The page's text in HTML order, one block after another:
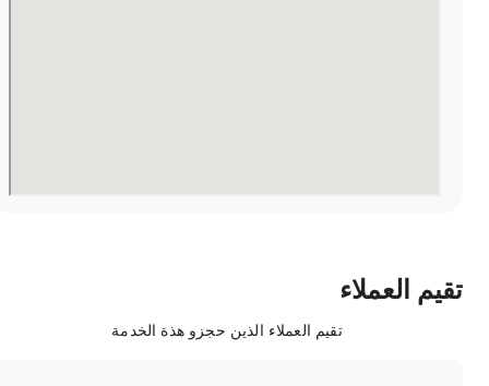
العملاء
تقيم العملاء الذين حجزو هذة الخدمة